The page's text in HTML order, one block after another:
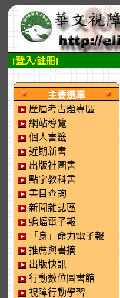
[登入/註冊]
主要選單
歷屆考古題專區
網站導覽
個人書籤
近期新書
出版社圖書
點字教科書
書目查詢
新聞雜誌區
蝙蝠電子報
「身」命力電子報
推薦與書摘
出版快訊
行動數位圖書館
視障行動學習